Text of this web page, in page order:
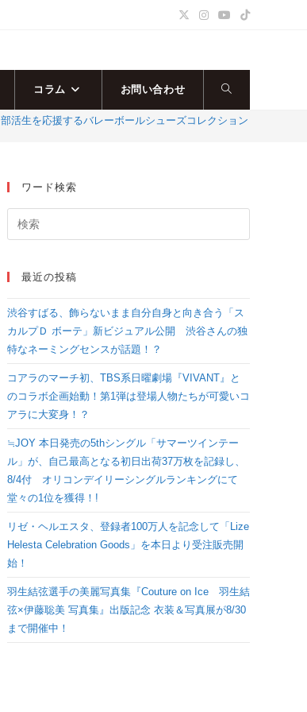
コラム お問い合わせ ウ
サ
の
を
ト
グ
部活生を応援するバレーボールシューズコレクション「
ワード検索
最近の投稿
渋谷すばる、飾らないまま自分自身と向き合う「ス
カルプＤ ボーテ」新ビジュアル公開 渋谷さんの独
特なネーミングセンスが話題！？
コアラのマーチ初、TBS系日曜劇場『VIVANT』と
のコラボ企画始動！第1弾は登場人物たちが可愛いコ
アラに大変身！？
≒JOY 本日発売の5thシングル「サマーツインテー
ル」が、自己最高となる初日出荷37万枚を記録し、
8/4付 オリコンデイリーシングルランキングにて
堂々の1位を獲得！!
リゼ・ヘルエスタ、登録者100万人を記念して「Lize
Helesta Celebration Goods」を本日より受注販売開
始！
羽生結弦選手の美麗写真集『Couture on Ice 羽生結
弦×伊藤聡美 写真集』出版記念 衣装＆写真展が8/30
まで開催中！